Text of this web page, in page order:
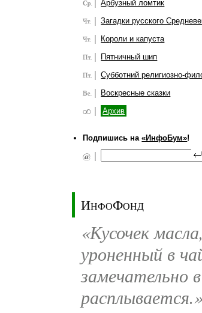
Арбузный ломтик
Загадки русского
Короли и капуста
Пятничный шип
Субботний религиозно-
Воскресные сказки
Архив
Подпишись на«ИнфоБум»!
ИнфоФонд
«Кусочек
уроненный в
замечательно
расплывается.»